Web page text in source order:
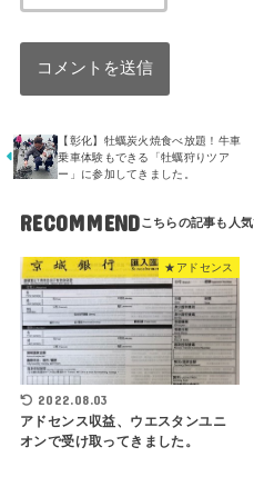
【彰化】牡蠣炭火焼食べ放題！牛車
乗車体験もできる「牡蠣狩りツア
ー」に参加してきました。
RECOMMEND
★アドセンス
2022.08.03
アドセンス収益、ウエスタンユニ
オンで受け取ってきました。